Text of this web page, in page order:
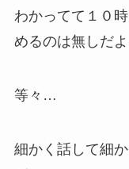
わかってて１０
めるのは無しだよ
等々…
細かく話して細